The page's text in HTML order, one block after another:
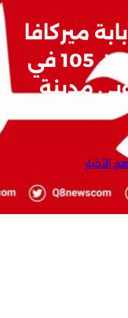
ميركافا
صهيونية بقذيفة الياسين 105 في
مدينة
الأخبار